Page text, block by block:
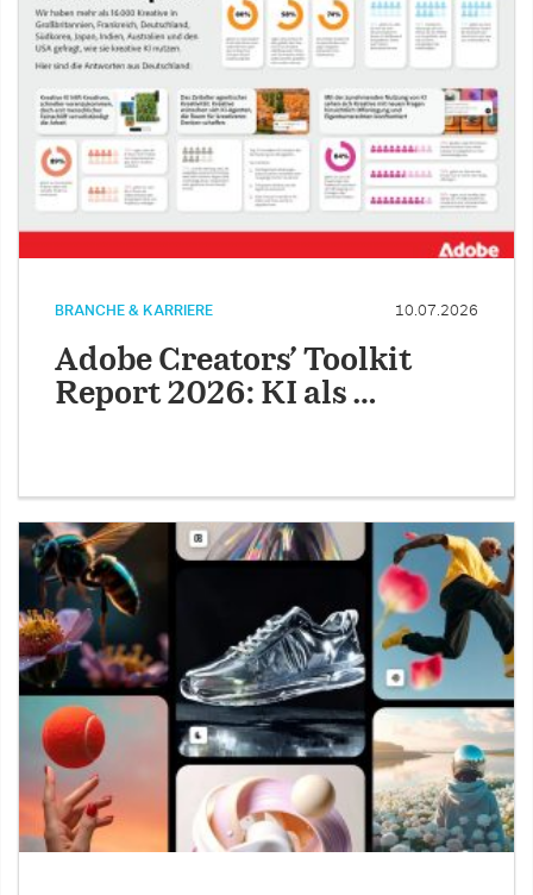
BRANCHE & KARRIERE 10.07.2026
Adobe Creators’ Toolkit
Report 2026: KI als …